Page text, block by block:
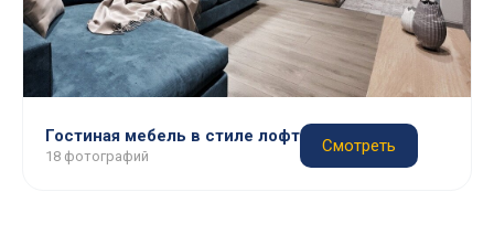
Гостиная мебель в стиле лофт
18 фотографий
Смотреть